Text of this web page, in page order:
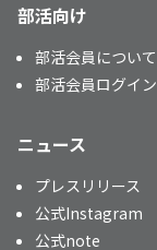
部活向け
部活会員について
部活会員ログイン
ニュース
プレスリリース
公式Instagram
公式note